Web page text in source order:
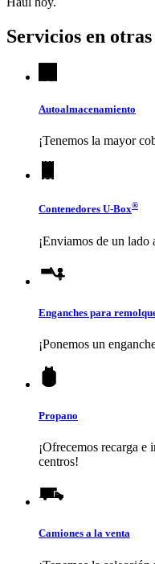
Servicios en
Autoalmacenamiento
¡Tenemos la mayor
Contenedores U-Box®
¡Enviamos de un
Enganches para
¡Ponemos un
Propano
¡Ofrecemos recarga e
centros!
Camiones a la venta